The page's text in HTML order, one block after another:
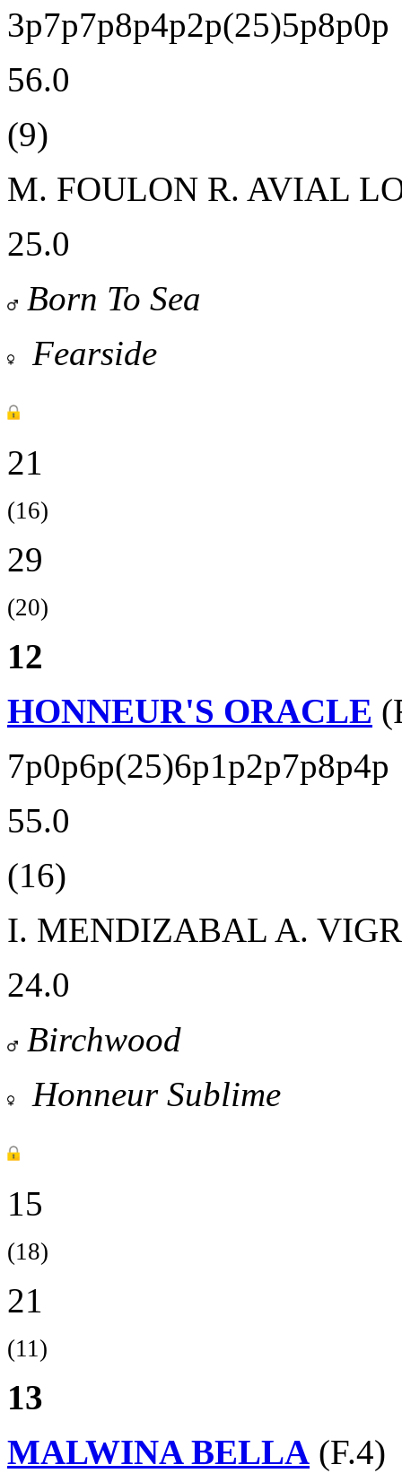
3p7p7p8p4p2p(25)5p8p0p
56.0
(9)
M. FOULON R. AVIAL
25.0
Born To Sea
Fearside
21
(16)
29
(20)
12
HONNEUR'S ORACLE
7p0p6p(25)6p1p2p7p8p4p
55.0
(16)
I. MENDIZABAL A.
24.0
Birchwood
Honneur Sublime
15
(18)
21
(11)
13
MALWINA BELLA (F.4)